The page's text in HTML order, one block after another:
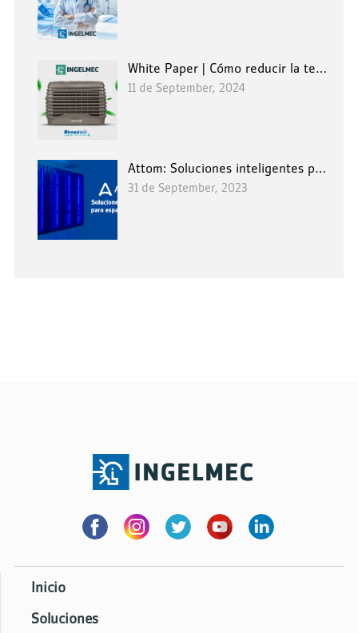
White Paper | Cómo reducir la temperatura de tu PLANTA INDUSTRIAL
11 de September, 2024
Attom: Soluciones inteligentes para espacios limitados
31 de September, 2023
Inicio
Soluciones